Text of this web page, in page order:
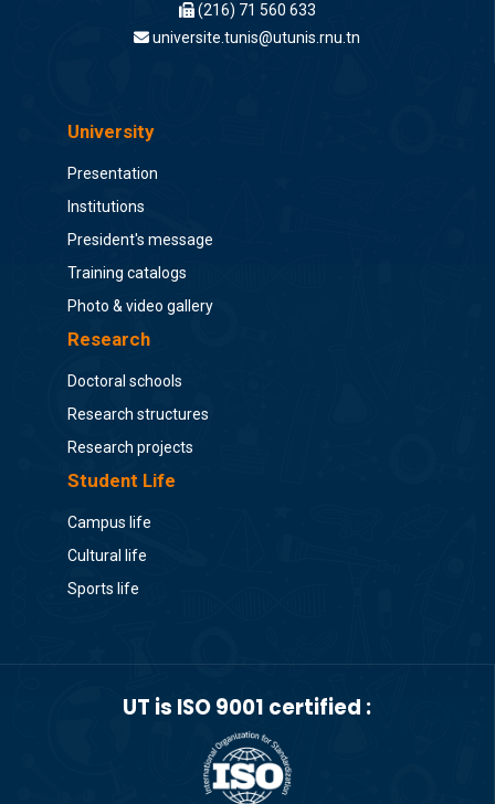
(216) 71 560 633
universite.tunis@utunis.rnu.tn
University
Presentation
Institutions
President's message
Training catalogs
Photo & video gallery
Research
Doctoral schools
Research structures
Research projects
Student Life
Campus life
Cultural life
Sports life
UT is ISO 9001 certified :